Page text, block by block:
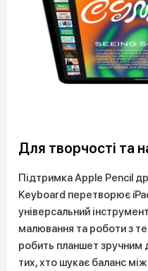
Для творчості та
Підтримка Apple Pencil
Keyboard перетворює
універсальний
малювання та роботи з
робить планшет зручним
тих, хто шукає баланс